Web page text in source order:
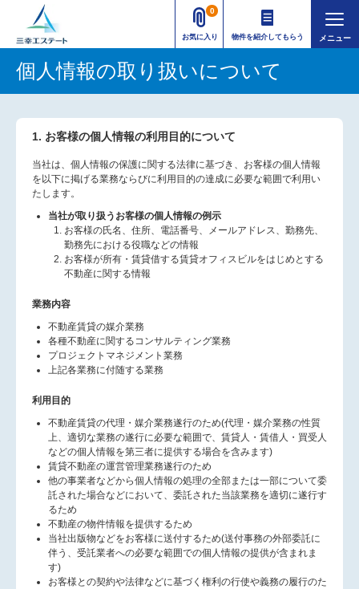
お気に入り
0
物件を紹介してもらう
個人情報の取り扱いについて
1. お客様の個人情報の利用目的について
当社は、個人情報の保護に関する法律に基づき、お客様の個人情報
を以下に掲げる業務ならびに利用目的の達成に必要な範囲で利用い
たします。
当社が取り扱うお客様の個人情報の例示
お客様の氏名、住所、電話番号、メールアドレス、勤務先、
勤務先における役職などの情報
お客様が所有・賃貸借する賃貸オフィスビルをはじめとする
不動産に関する情報
業務内容
不動産賃貸の媒介業務
各種不動産に関するコンサルティング業務
プロジェクトマネジメント業務
上記各業務に付随する業務
利用目的
不動産賃貸の代理・媒介業務遂行のため(代理・媒介業務の性質
上、適切な業務の遂行に必要な範囲で、賃貸人・賃借人・買受人
などの個人情報を第三者に提供する場合を含みます)
賃貸不動産の運営管理業務遂行のため
他の事業者などから個人情報の処理の全部または一部について委
託された場合などにおいて、委託された当該業務を適切に遂行す
るため
不動産の物件情報を提供するため
当社出版物などをお客様に送付するため(送付事務の外部委託に
伴う、受託業者への必要な範囲での個人情報の提供が含まれま
す)
お客様との契約や法律などに基づく権利の行使や義務の履行のた